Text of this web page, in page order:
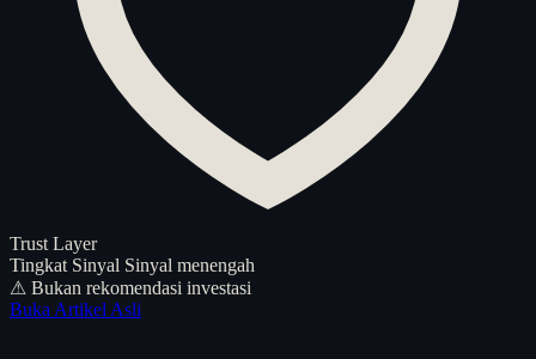
Trust Layer
Tingkat Sinyal Sinyal menengah
⚠ Bukan rekomendasi investasi
Buka Artikel Asli